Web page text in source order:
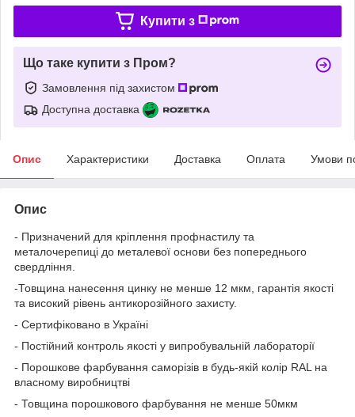
Купити з
Що таке купити з Пром?
Замовлення під захистом
Доступна доставка
Опис Характеристики Доставка Оплата Умови
Опис
- Призначений для кріплення профнастилу та
металочерепиці до металевої основи без попереднього
свердління.
-Товщина нанесення цинку не менше 12 мкм, гарантія якості
та високий рівень антикорозійного захисту.
- Сертифіковано в Україні
- Постійний контроль якості у випробувальній лабораторії
- Порошкове фарбування саморізів в будь-якій колір RAL на
власному виробництві
- Товщина порошкового фарбування не менше 50мкм